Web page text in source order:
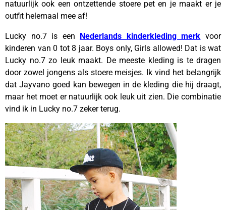
natuurlijk ook een ontzettende stoere pet en je maakt er je
outfit helemaal mee af!
Lucky no.7 is een Nederlands kinderkleding merk voor
kinderen van 0 tot 8 jaar. Boys only, Girls allowed! Dat is wat
Lucky no.7 zo leuk maakt. De meeste kleding is te dragen
door zowel jongens als stoere meisjes. Ik vind het belangrijk
dat Jayvano goed kan bewegen in de kleding die hij draagt,
maar het moet er natuurlijk ook leuk uit zien. Die combinatie
vind ik in Lucky no.7 zeker terug.